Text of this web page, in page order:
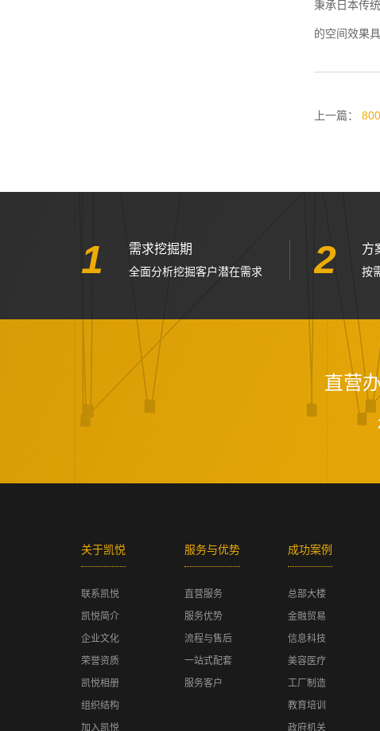
秉承日本传
的空间效果
上一篇：
1 需求挖掘期
全面分析挖掘客户潜在需求 2 方
按
直营
关于凯悦
联系凯悦
凯悦简介
企业文化
荣誉资质
凯悦相册
组织结构
加入凯悦
服务与优势
直营服务
服务优势
流程与售后
一站式配套
服务客户
成功案例
总部大楼
金融贸易
信息科技
美容医疗
工厂制造
教育培训
政府机关